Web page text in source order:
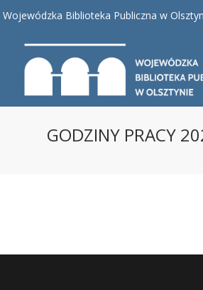
Wojewódzka Biblioteka Publiczna w
GODZINY PRACY